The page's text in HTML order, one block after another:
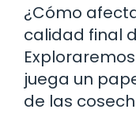
¿Cómo
calidad final
juega un
de las